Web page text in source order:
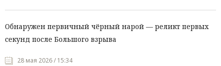
Обнаружен первичный чёрный нарой — реликт первых
секунд после Большого взрыва
28 мая 2026 / 15:34